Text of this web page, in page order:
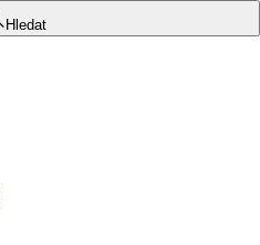
Hledat